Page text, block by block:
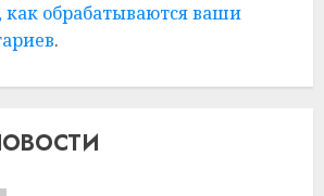
как обрабатываются ваши
.